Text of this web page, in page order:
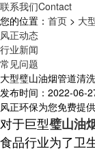
联系我们Contact
您的位置： 首页 > 大
风正动态
行业新闻
常见问题
大型璧山油烟管道清
发布时间：2022-06-
风正环保为您免费提供
对于巨型璧山油
食品行业为了卫